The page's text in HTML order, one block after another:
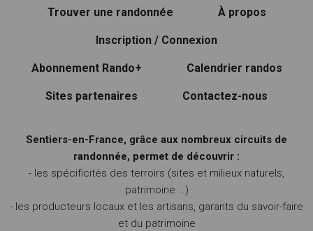
Trouver une randonnée À propos
Inscription / Connexion
Abonnement Rando+ Calendrier randos
Sites partenaires Contactez-nous
Sentiers-en-France, grâce aux nombreux circuits de
randonnée, permet de découvrir :
- les spécificités des terroirs (sites et milieux naturels,
patrimoine …)
- les producteurs locaux et les artisans, garants du savoir-faire
et du patrimoine